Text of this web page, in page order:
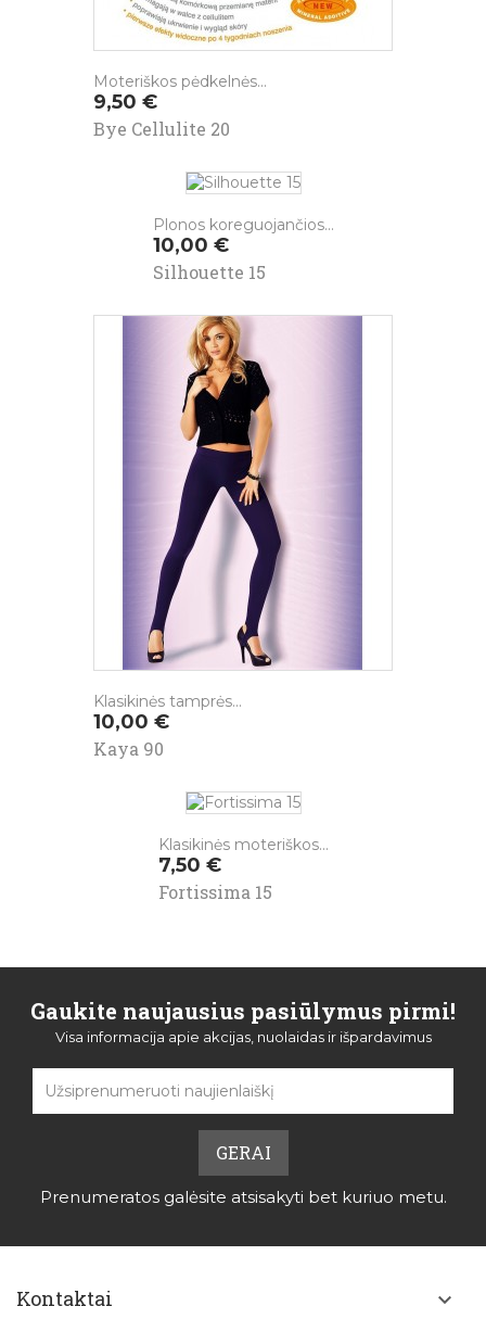
Moteriškos pėdkelnės...
Kaina
9,50 €
Bye Cellulite 20
Plonos koreguojančios...
Kaina
10,00 €
Silhouette 15
Klasikinės tamprės...
Kaina
10,00 €
Kaya 90
Klasikinės moteriškos...
Kaina
7,50 €
Fortissima 15
Gaukite naujausius pasiūlymus pirmi!
Visa informacija apie akcijas, nuolaidas ir išpardavimus
Prenumeratos galėsite atsisakyti bet kuriuo metu.
Kontaktai 